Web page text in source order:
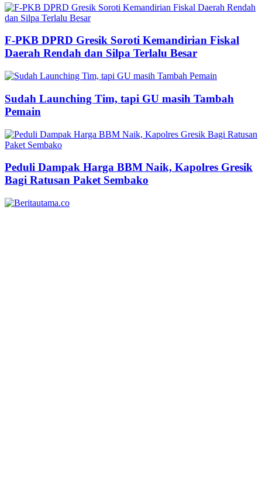
F-PKB DPRD Gresik Soroti Kemandirian Fiskal
Daerah Rendah dan Silpa Terlalu Besar
Sudah Launching Tim, tapi GU masih Tambah
Pemain
Peduli Dampak Harga BBM Naik, Kapolres Gresik
Bagi Ratusan Paket Sembako